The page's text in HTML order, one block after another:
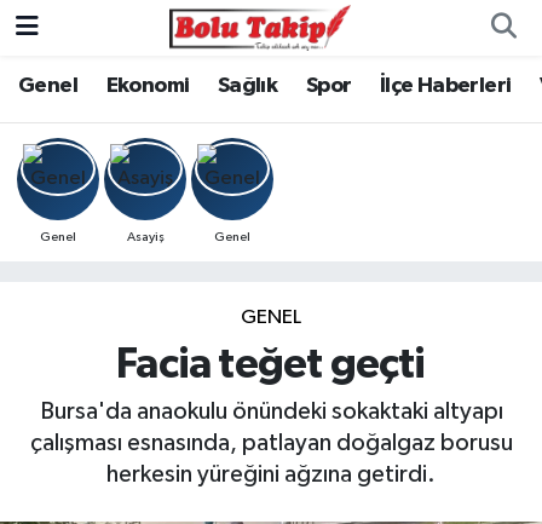
Genel Ekonomi Sağlık Spor İlçe Haberleri
Genel Asayiş Genel
GENEL
Facia teğet geçti
Bursa'da anaokulu önündeki sokaktaki altyapı
çalışması esnasında, patlayan doğalgaz borusu
herkesin yüreğini ağzına getirdi.